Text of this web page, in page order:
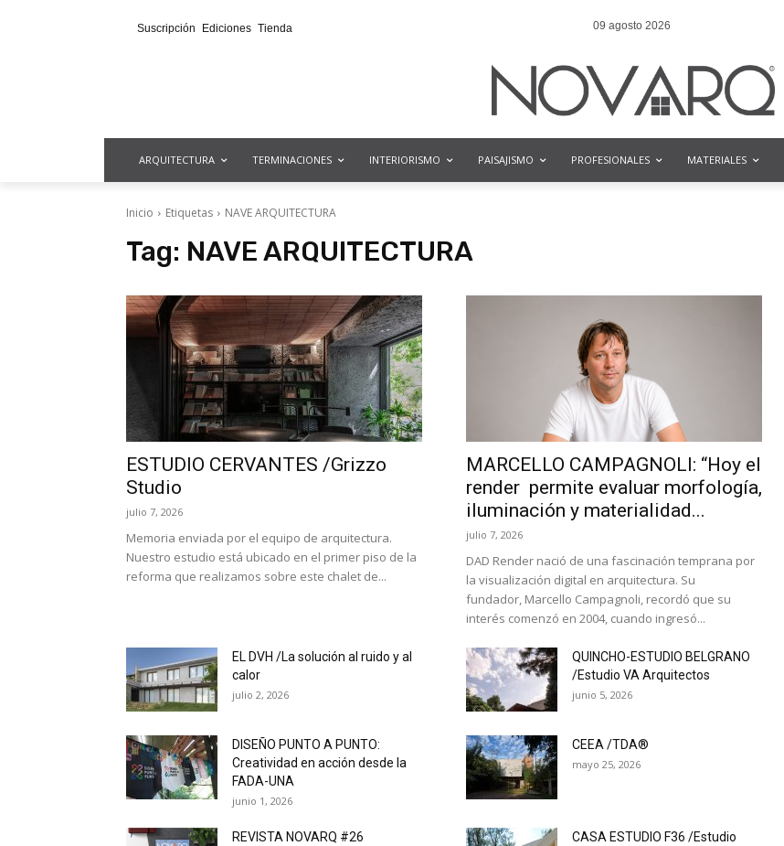
Suscripción Ediciones Tienda 09 agosto 2026
ARQUITECTURA TERMINACIONES INTERIORISMO PAISAJISMO PROFESIONALES MATERIALES
Inicio Etiquetas NAVE ARQUITECTURA
Tag: NAVE ARQUITECTURA
ESTUDIO CERVANTES /Grizzo
Studio
julio 7, 2026
Memoria enviada por el equipo de arquitectura.
Nuestro estudio está ubicado en el primer piso de la
reforma que realizamos sobre este chalet de...
MARCELLO CAMPAGNOLI: “Hoy el
render permite evaluar morfología,
iluminación y materialidad...
julio 7, 2026
DAD Render nació de una fascinación temprana por
la visualización digital en arquitectura. Su
fundador, Marcello Campagnoli, recordó que su
interés comenzó en 2004, cuando ingresó...
EL DVH /La solución al ruido y al
calor
julio 2, 2026
QUINCHO-ESTUDIO BELGRANO
/Estudio VA Arquitectos
junio 5, 2026
DISEÑO PUNTO A PUNTO:
Creatividad en acción desde la
FADA-UNA
junio 1, 2026
CEEA /TDA®
mayo 25, 2026
REVISTA NOVARQ #26
CASA ESTUDIO F36 /Estudio